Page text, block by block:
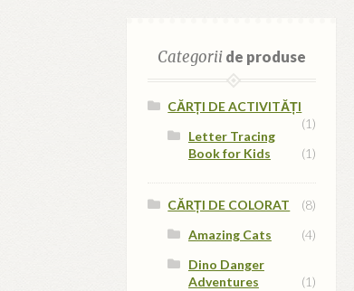
Categoriide produse
CĂRȚI DE ACTIVITĂȚI
(1)
Letter Tracing
Book for Kids
(1)
CĂRȚI DE COLORAT
(8)
Amazing Cats
(4)
Dino Danger
Adventures
(1)